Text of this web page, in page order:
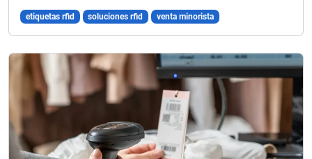
etiquetas rfid soluciones rfid venta minorista